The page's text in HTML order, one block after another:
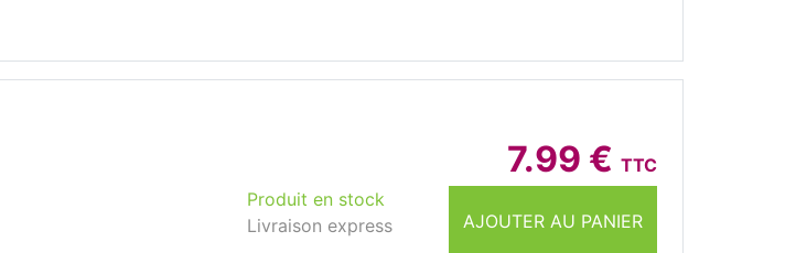
7.99 € TTC
AJOUTER AU PANIER
Produit en stock
Livraison express